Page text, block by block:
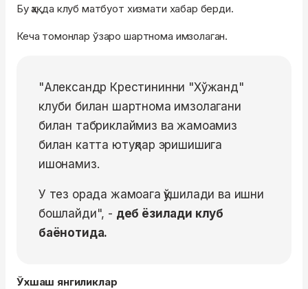
Бу ҳақда клуб матбуот хизмати хабар берди.
Кеча томонлар ўзаро шартнома имзолаган.
"Александр Крестининни "Хўжанд"
клуби билан шартнома имзолагани
билан табриклаймиз ва жамоамиз
билан катта ютуқлар эришишига
ишонамиз.
У тез орада жамоага қўшилади ва ишни
бошлайди", - деб ёзилади клуб
баёнотида.
Ўхшаш янгиликлар